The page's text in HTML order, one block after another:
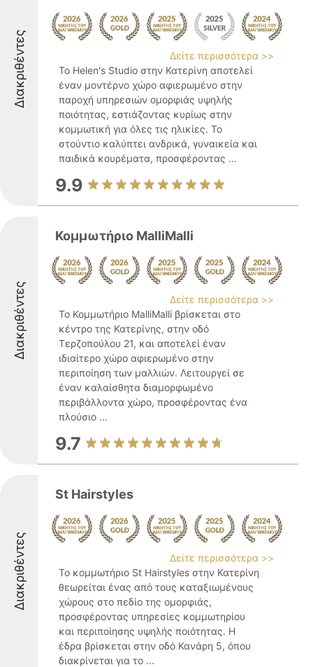
Διακριθέντες
Δείτε περισσότερα >>
Το Helen's Studio στην Κατερίνη αποτελεί
έναν μοντέρνο χώρο αφιερωμένο στην
παροχή υπηρεσιών ομορφιάς υψηλής
ποιότητας, εστιάζοντας κυρίως στην
κομμωτική για όλες τις ηλικίες. Το
στούντιο καλύπτει ανδρικά, γυναικεία και
παιδικά κουρέματα, προσφέροντας ...
9.9
Διακριθέντες
Κομμωτήριο MalliMalli
Δείτε περισσότερα >>
Το Κομμωτήριο MalliMalli βρίσκεται στο
κέντρο της Κατερίνης, στην οδό
Τερζοπούλου 21, και αποτελεί έναν
ιδιαίτερο χώρο αφιερωμένο στην
περιποίηση των μαλλιών. Λειτουργεί σε
έναν καλαίσθητα διαμορφωμένο
περιβάλλοντα χώρο, προσφέροντας ένα
πλούσιο ...
9.7
Διακριθέντες
St Hairstyles
Δείτε περισσότερα >>
Το κομμωτήριο St Hairstyles στην Κατερίνη
θεωρείται ένας από τους καταξιωμένους
χώρους στο πεδίο της ομορφιάς,
προσφέροντας υπηρεσίες κομμωτηρίου
και περιποίησης υψηλής ποιότητας. Η
έδρα βρίσκεται στην οδό Κανάρη 5, όπου
διακρίνεται για το ...